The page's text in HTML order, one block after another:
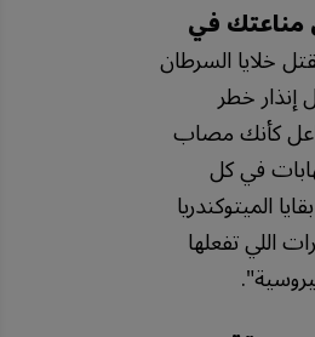
مناعتك في
خلايا السرطان
إنذار خطر
كأنك مصاب
في كل
الميتوكندريا
اللي تفعلها